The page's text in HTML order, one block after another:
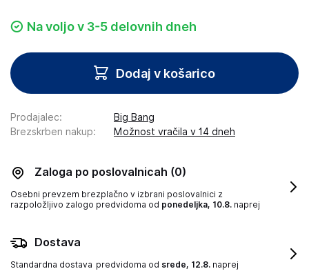
Na voljo v 3-5 delovnih dneh
Dodaj v košarico
Prodajalec:
Big Bang
Brezskrben nakup: Možnost vračila v 14 dneh
Zaloga po poslovalnicah (0)
Osebni prevzem brezplačno v izbrani poslovalnici z
razpoložljivo zalogo predvidoma od ponedeljka, 10.8. naprej
Dostava
Standardna dostava predvidoma od srede, 12.8. naprej